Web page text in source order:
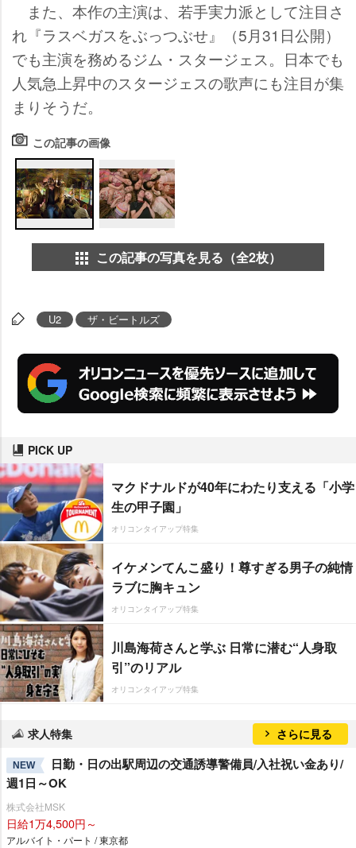
また、本作の主演は、若手実力派として注目さ
れ『ラスベガスをぶっつぶせ』（5月31日公開）
でも主演を務めるジム・スタージェス。日本でも
人気急上昇中のスタージェスの歌声にも注目が集
まりそうだ。
この記事の画像
この記事の写真を見る（全2枚）
U2 ザ・ビートルズ
PICK UP
マクドナルドが40年にわたり支える「小学
生の甲子園」
オリコンタイアップ特集
イケメンてんこ盛り！尊すぎる男子の純情
ラブに胸キュン
オリコンタイアップ特集
川島海荷さんと学ぶ 日常に潜む“人身取
引”のリアル
オリコンタイアップ特集
求人特集 さらに見る
NEW
日勤・日の出駅周辺の交通誘導警備員/入社祝い金あり/
週1日～OK
株式会社MSK
日給1万4,500円～
アルバイト・パート / 東京都